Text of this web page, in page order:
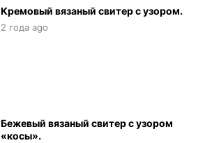
Кремовый вязаный свитер с узором.
2 года ago
Бежевый вязаный свитер с узором
«косы».